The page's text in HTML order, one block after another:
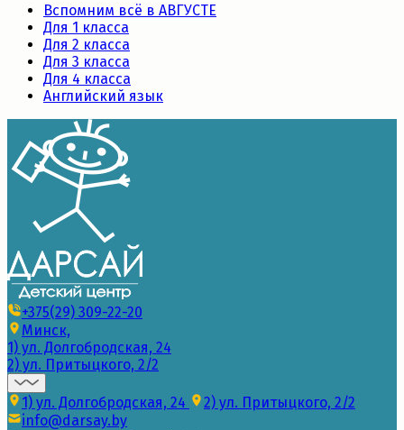
Вспомним всё в АВГУСТЕ
Для 1 класса
Для 2 класса
Для 3 класса
Для 4 класса
Английский язык
+375(29) 309-22-20
Минск,
1) ул. Долгобродская, 24
2) ул. Притыцкого, 2/2
1) ул. Долгобродская, 24
2) ул. Притыцкого, 2/2
info@darsay.by